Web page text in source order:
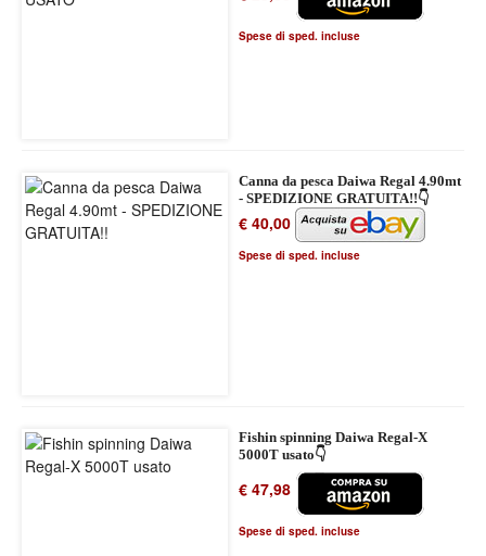
Spese di sped. incluse
Canna da pesca Daiwa Regal 4.90mt
- SPEDIZIONE GRATUITA!!👇
€ 40,00
Spese di sped. incluse
Fishin spinning Daiwa Regal-X
5000T usato👇
€ 47,98
Spese di sped. incluse